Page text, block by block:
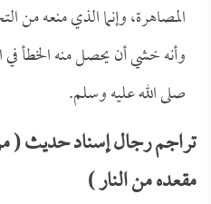
المصاهرة، وإنما الذي منعه من
وأنه خشي أن يحصل منه الخطأ
صلى الله عليه وسلم.
تراجم رجال إسناد حديث (
مقعده من النار )